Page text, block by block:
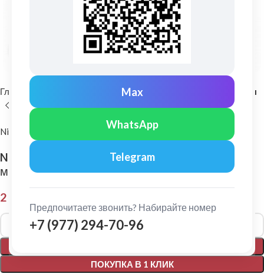
Max
WhatsApp
Telegram
Предпочитаете звонить? Набирайте номер
+7 (977) 294-70-96
Нажмите, чтобы увеличить
Главная Комплектующие для кровли Самоклеющиеся ленты
Nicoband
Nicoband: Гидроизоляционная лента 10 х 0,3
м Серебристый
2 570,00
ПОКУПКА В 1 КЛИК
Alternative: